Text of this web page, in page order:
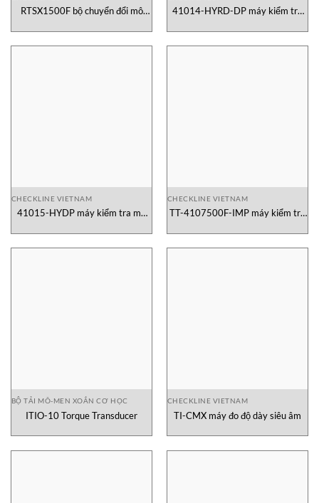
RTSX1500F bộ chuyển đổi mô
41014-HYRD-DP máy kiểm tra
CHECKLINE VIETNAM
41015-HYDP máy kiểm tra mô
CHECKLINE VIETNAM
TT-4107500F-IMP máy kiểm tra
BỘ TẢI MÔ-MEN XOẮN CƠ HỌC
ITIO-10 Torque Transducer
CHECKLINE VIETNAM
TI-CMX máy đo độ dày siêu âm